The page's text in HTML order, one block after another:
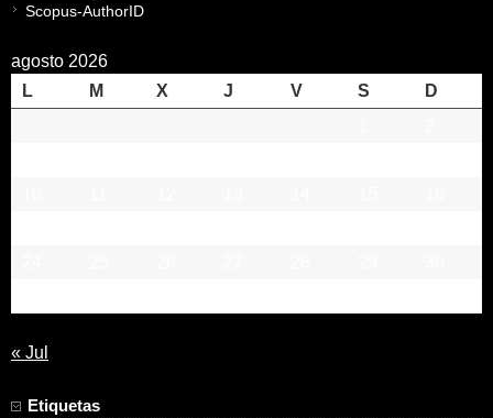
Scopus-AuthorID
agosto 2026
L
M X J V S
D
« Jul
Etiquetas